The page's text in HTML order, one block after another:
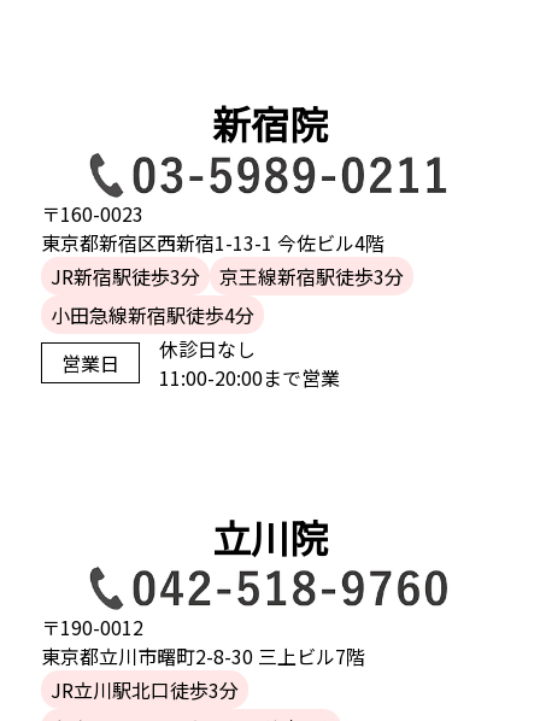
新宿院
〒160-0023
東京都新宿区西新宿1-13-1 今佐ビル4階
JR新宿駅徒歩3分
京王線新宿駅徒歩3分
小田急線新宿駅徒歩4分
営業日
休診日なし
11:00-20:00まで営業
立川院
〒190-0012
東京都立川市曙町2-8-30 三上ビル7階
JR立川駅北口徒歩3分